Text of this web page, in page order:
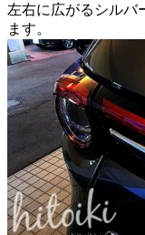
左右に広がるシルバ
ます。